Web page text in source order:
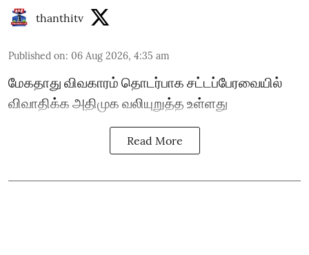
thanthitv
Published on: 06 Aug 2026, 4:35 am
மேகதாது விவகாரம் தொடர்பாக சட்டப்பேரவையில்
விவாதிக்க அதிமுக வலியுறுத்த உள்ளது
Read More